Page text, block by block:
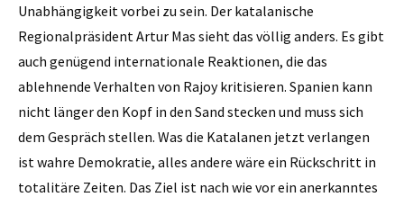
Unabhängigkeit vorbei zu sein. Der katalanische
Regionalpräsident Artur Mas sieht das völlig anders. Es gibt
auch genügend internationale Reaktionen, die das
ablehnende Verhalten von Rajoy kritisieren. Spanien kann
nicht länger den Kopf in den Sand stecken und muss sich
dem Gespräch stellen. Was die Katalanen jetzt verlangen
ist wahre Demokratie, alles andere wäre ein Rückschritt in
totalitäre Zeiten. Das Ziel ist nach wie vor ein anerkanntes